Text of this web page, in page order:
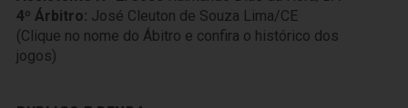
4º Árbitro: José Cleuton de Souza Lima/CE
(Clique no nome do Ábitro e confira o histórico dos
jogos)